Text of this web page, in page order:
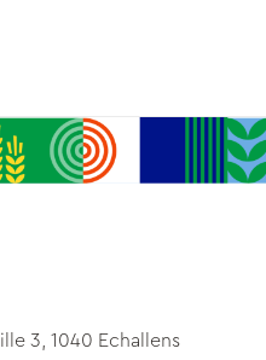
3, 1040 Echallens